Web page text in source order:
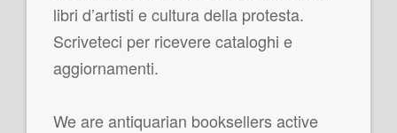
libri d’artisti e cultura della protesta.
Scriveteci per ricevere cataloghi e
aggiornamenti.
We are antiquarian booksellers active